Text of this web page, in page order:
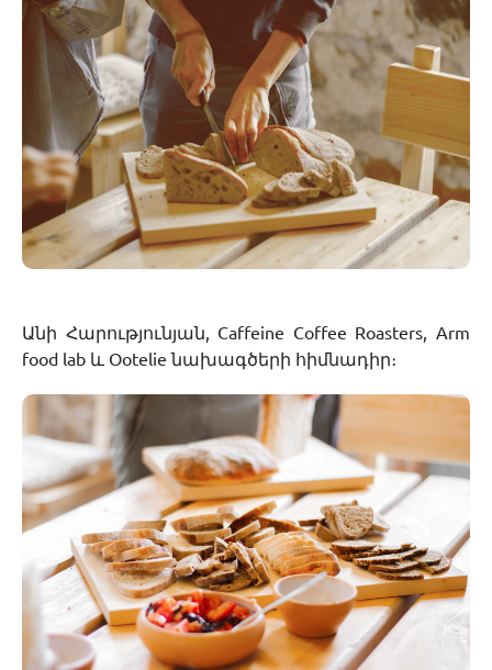
Անի Հարությունյան, Caffeine Coffee Roasters, Arm
food lab և Ootelie նախագծերի հիմնադիր։